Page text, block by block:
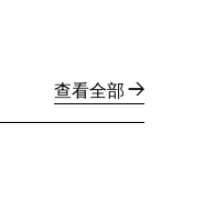
查看全部